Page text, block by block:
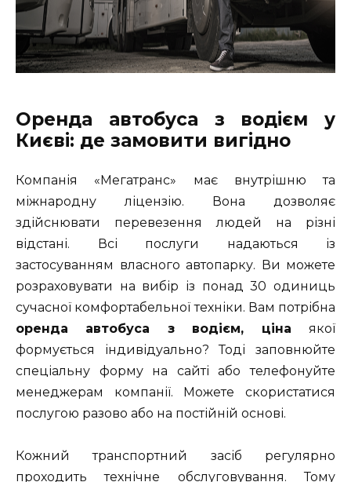
Оренда автобуса з водієм у
Києві: де замовити вигідно
Компанія «Мегатранс» має внутрішню та
міжнародну ліцензію. Вона дозволяє
здійснювати перевезення людей на різні
відстані. Всі послуги надаються із
застосуванням власного автопарку. Ви можете
розраховувати на вибір із понад 30 одиниць
сучасної комфортабельної техніки. Вам потрібна
оренда автобуса з водієм, ціна якої
формується індивідуально? Тоді заповнюйте
спеціальну форму на сайті або телефонуйте
менеджерам компанії. Можете скористатися
послугою разово або на постійній основі.
Кожний транспортний засіб регулярно
проходить технічне обслуговування. Тому